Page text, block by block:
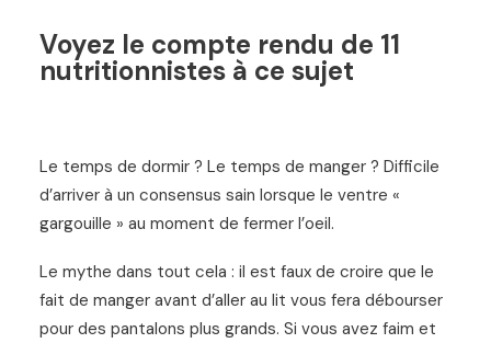
Voyez le compte rendu de 11
nutritionnistes à ce sujet
Le temps de dormir ? Le temps de manger ? Difficile
d’arriver à un consensus sain lorsque le ventre «
gargouille » au moment de fermer l’oeil.
Le mythe dans tout cela : il est faux de croire que le
fait de manger avant d’aller au lit vous fera débourser
pour des pantalons plus grands. Si vous avez faim et